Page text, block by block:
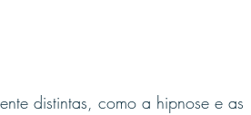
distintas, como a hipnose e as